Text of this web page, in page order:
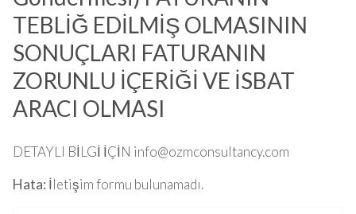
TEBLİĞ EDİLMİŞ OLMASININ
SONUÇLARI FATURANIN
ZORUNLU İÇERİĞİ VE İSBAT
ARACI OLMASI
DETAYLI BİLGİ İÇİN info@ozmconsultancy.com
Hata: İletişim formu bulunamadı.